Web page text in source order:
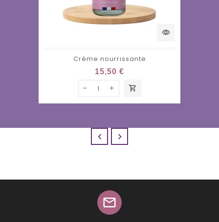
visibility
Crème nourrissante
15,50 €
shopping_cart
 
mail